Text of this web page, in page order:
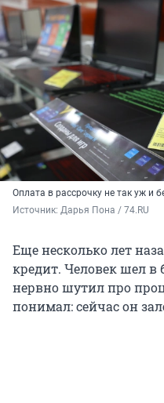
Оплата в рассрочку не так уж и
Источник: Дарья Пона / 74.RU
Еще несколько лет
кредит. Человек шел в
нервно шутил про
понимал: сейчас он